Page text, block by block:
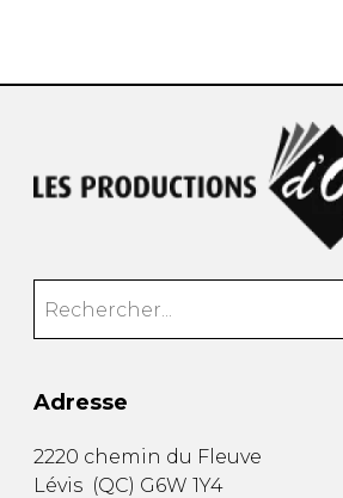
Adresse
2220 chemin du Fleuve
Lévis (QC) G6W 1Y4